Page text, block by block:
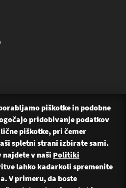
piškotke in podobne
pridobivanje podatkov
piškotke, pri čemer
spletni strani izbirate sami.
najdete v naši Politiki
lahko kadarkoli spremenite
V primeru, da boste